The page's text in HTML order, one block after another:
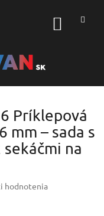
Príklepová
mm – sada s
na
hodnotenia